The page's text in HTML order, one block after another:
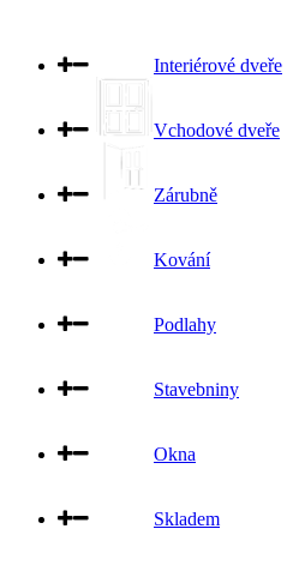
Interiérové dveře
Vchodové dveře
Zárubně
Kování
Podlahy
Stavebniny
Okna
Skladem